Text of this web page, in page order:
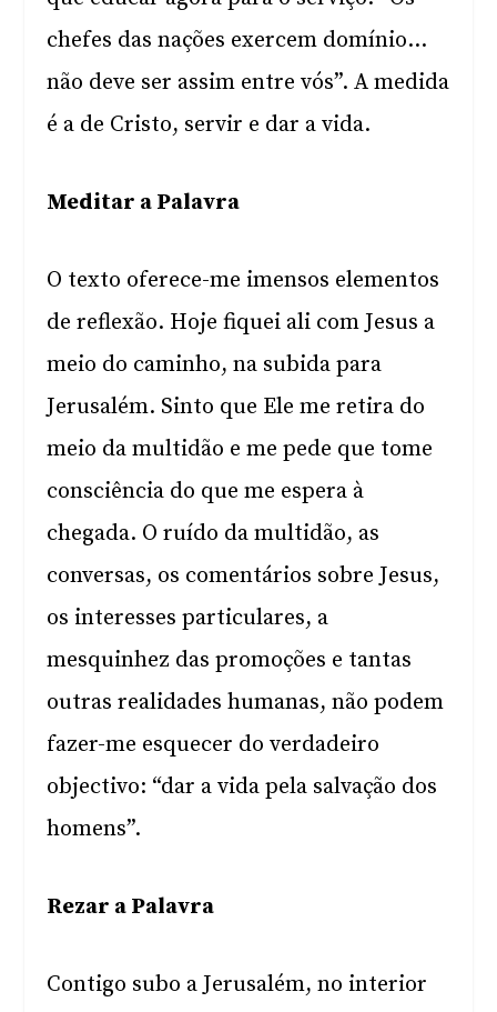
chefes das nações exercem domínio…
não deve ser assim entre vós”. A medida
é a de Cristo, servir e dar a vida.
Meditar a Palavra
O texto oferece-me imensos elementos
de reflexão. Hoje fiquei ali com Jesus a
meio do caminho, na subida para
Jerusalém. Sinto que Ele me retira do
meio da multidão e me pede que tome
consciência do que me espera à
chegada. O ruído da multidão, as
conversas, os comentários sobre Jesus,
os interesses particulares, a
mesquinhez das promoções e tantas
outras realidades humanas, não podem
fazer-me esquecer do verdadeiro
objectivo: “dar a vida pela salvação dos
homens”.
Rezar a Palavra
Contigo subo a Jerusalém, no interior